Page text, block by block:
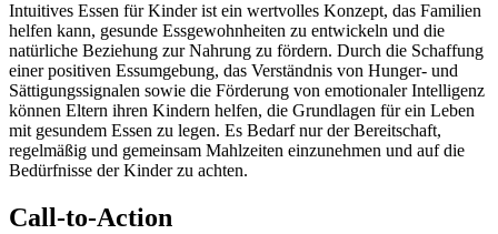
Intuitives Essen für Kinder ist ein wertvolles Konzept, das Familien
helfen kann, gesunde Essgewohnheiten zu entwickeln und die
natürliche Beziehung zur Nahrung zu fördern. Durch die Schaffung
einer positiven Essumgebung, das Verständnis von Hunger- und
Sättigungssignalen sowie die Förderung von emotionaler Intelligenz
können Eltern ihren Kindern helfen, die Grundlagen für ein Leben
mit gesundem Essen zu legen. Es Bedarf nur der Bereitschaft,
regelmäßig und gemeinsam Mahlzeiten einzunehmen und auf die
Bedürfnisse der Kinder zu achten.
Call-to-Action